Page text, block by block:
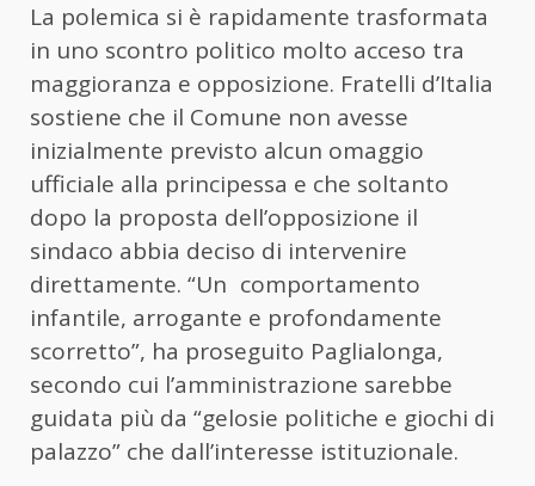
La polemica si è rapidamente trasformata
in uno scontro politico molto acceso tra
maggioranza e opposizione. Fratelli d’Italia
sostiene che il Comune non avesse
inizialmente previsto alcun omaggio
ufficiale alla principessa e che soltanto
dopo la proposta dell’opposizione il
sindaco abbia deciso di intervenire
direttamente. “Un comportamento
infantile, arrogante e profondamente
scorretto”, ha proseguito Paglialonga,
secondo cui l’amministrazione sarebbe
guidata più da “gelosie politiche e giochi di
palazzo” che dall’interesse istituzionale.